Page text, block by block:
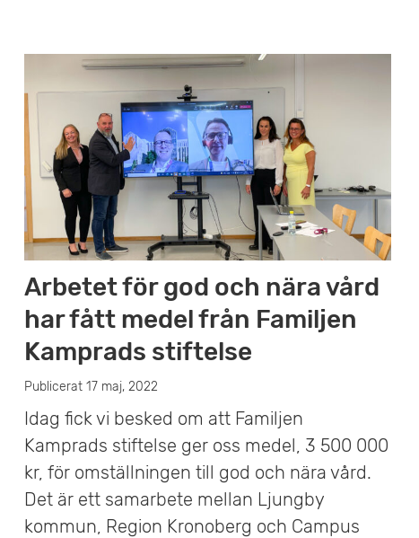
Arbetet för god och nära vård
har fått medel från Familjen
Kamprads stiftelse
Publicerat 17 maj, 2022
Idag fick vi besked om att Familjen
Kamprads stiftelse ger oss medel, 3 500 000
kr, för omställningen till god och nära vård.
Det är ett samarbete mellan Ljungby
kommun, Region Kronoberg och Campus